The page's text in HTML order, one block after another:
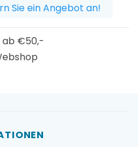
Sie ein Angebot an!
ab €50,-